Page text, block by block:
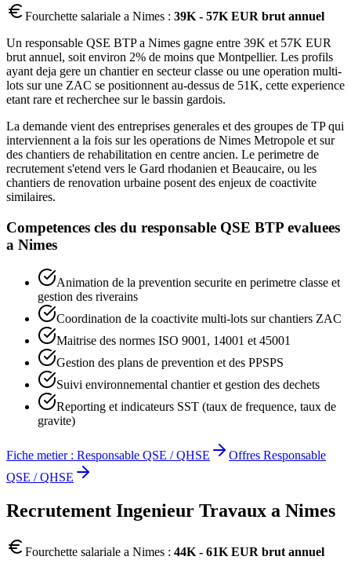
Fourchette salariale a Nimes : 39K - 57K EUR brut annuel
Un responsable QSE BTP a Nimes gagne entre 39K et 57K EUR
brut annuel, soit environ 2% de moins que Montpellier. Les profils
ayant deja gere un chantier en secteur classe ou une operation multi-
lots sur une ZAC se positionnent au-dessus de 51K, cette experience
etant rare et recherchee sur le bassin gardois.
La demande vient des entreprises generales et des groupes de TP qui
interviennent a la fois sur les operations de Nimes Metropole et sur
des chantiers de rehabilitation en centre ancien. Le perimetre de
recrutement s'etend vers le Gard rhodanien et Beaucaire, ou les
chantiers de renovation urbaine posent des enjeux de coactivite
similaires.
Competences cles du responsable QSE BTP evaluees
a Nimes
Animation de la prevention securite en perimetre classe et
gestion des riverains
Coordination de la coactivite multi-lots sur chantiers ZAC
Maitrise des normes ISO 9001, 14001 et 45001
Gestion des plans de prevention et des PPSPS
Suivi environnemental chantier et gestion des dechets
Reporting et indicateurs SST (taux de frequence, taux de
gravite)
Fiche metier : Responsable QSE / QHSE Offres Responsable
QSE / QHSE
Recrutement Ingenieur Travaux a Nimes
Fourchette salariale a Nimes : 44K - 61K EUR brut annuel